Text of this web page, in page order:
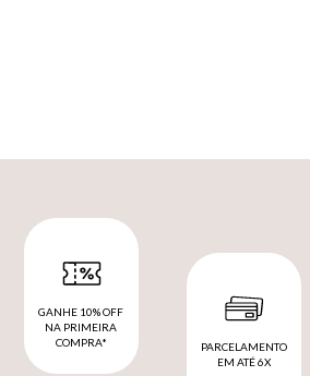
GANHE 10% OFF
NA PRIMEIRA
COMPRA*
PARCELAMENTO
EM ATÉ 6X